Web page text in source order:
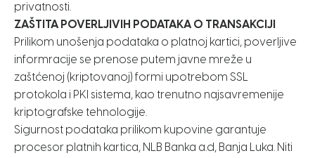
privatnosti.
ZAŠTITA POVERLJIVIH PODATAKA O TRANSAKCIJI
Prilikom unošenja podataka o platnoj kartici, poverljive
informracije se prenose putem javne mreže u
zaštćenoj (kriptovanoj) formi upotrebom SSL
protokola i PKI sistema, kao trenutno najsavremenije
kriptografske tehnologije.
Sigurnost podataka prilikom kupovine garantuje
procesor platnih kartica, NLB Banka a.d, Banja Luka. Niti